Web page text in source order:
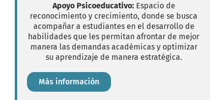
Apoyo Psicoeducativo: Espacio de
reconocimiento y crecimiento, donde se busca
acompañar a estudiantes en el desarrollo de
habilidades que les permitan afrontar de mejor
manera las demandas académicas y optimizar
su aprendizaje de manera estratégica.
Más información